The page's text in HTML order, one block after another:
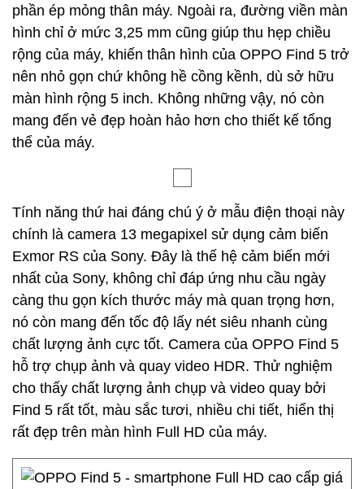
phần ép mỏng thân máy. Ngoài ra, đường viền màn
hình chỉ ở mức 3,25 mm cũng giúp thu hẹp chiều
rộng của máy, khiến thân hình của OPPO Find 5 trở
nên nhỏ gọn chứ không hề cồng kềnh, dù sở hữu
màn hình rộng 5 inch. Không những vậy, nó còn
mang đến vẻ đẹp hoàn hảo hơn cho thiết kế tổng
thể của máy.
Tính năng thứ hai đáng chú ý ở mẫu điện thoại này
chính là camera 13 megapixel sử dụng cảm biến
Exmor RS của Sony. Đây là thế hệ cảm biến mới
nhất của Sony, không chỉ đáp ứng nhu cầu ngày
càng thu gọn kích thước máy mà quan trọng hơn,
nó còn mang đến tốc độ lấy nét siêu nhanh cùng
chất lượng ảnh cực tốt. Camera của OPPO Find 5
hỗ trợ chụp ảnh và quay video HDR. Thử nghiệm
cho thấy chất lượng ảnh chụp và video quay bởi
Find 5 rất tốt, màu sắc tươi, nhiều chi tiết, hiển thị
rất đẹp trên màn hình Full HD của máy.